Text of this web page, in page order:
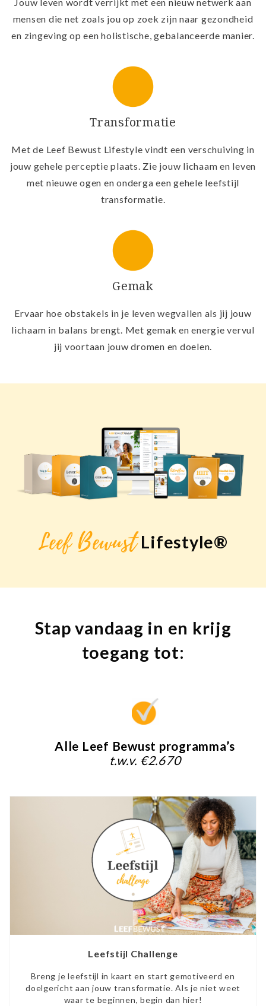
mensen die net zoals jou op zoek zijn naar gezondheid
en zingeving op een holistische, gebalanceerde manier.
Transformatie
Met de Leef Bewust Lifestyle vindt een verschuiving in
jouw gehele perceptie plaats. Zie jouw lichaam en leven
met nieuwe ogen en onderga een gehele leefstijl
transformatie.
Gemak
Ervaar hoe obstakels in je leven wegvallen als jij jouw
lichaam in balans brengt. Met gemak en energie vervul
jij voortaan jouw dromen en doelen.
Leef BewustLifestyle®
Stap vandaag in en krijg
toegang tot:
Alle Leef Bewust programma’s
t.w.v. €2.670
Leefstijl Challenge
Breng je leefstijl in kaart en start gemotiveerd en
doelgericht aan jouw transformatie. Als je niet weet
waar te beginnen, begin dan hier!